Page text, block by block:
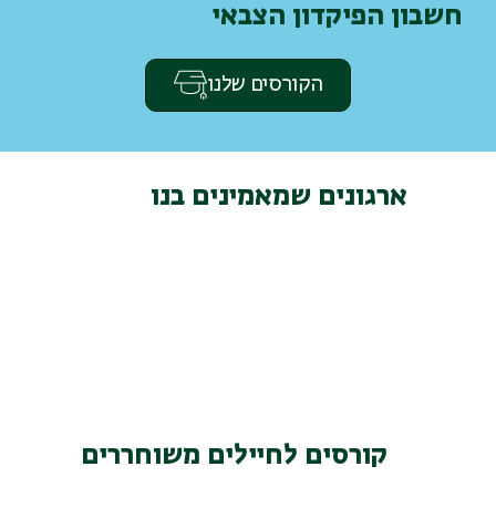
חשבון הפיקדון הצבאי
הקורסים שלנו
ארגונים שמאמינים בנו
קורסים לחיילים משוחררים